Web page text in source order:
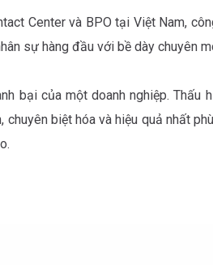
Center và BPO tại Việt Nam,
sự hàng đầu với bề dày chuyên
bại của một doanh nghiệp. Thấu
biệt hóa và hiệu quả nhất